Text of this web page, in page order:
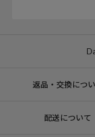
返品・交換につ
配送について